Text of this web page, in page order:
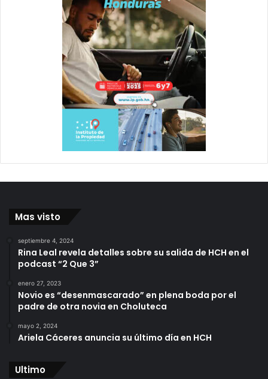
Mas visto
septiembre 4, 2024
Rina Leal revela detalles sobre su salida de HCH en el
podcast “2 Que 3”
enero 27, 2023
Novio es “desenmascarado” en plena boda por el
padre de otra novia en Choluteca
mayo 2, 2024
Ariela Cáceres anuncia su último día en HCH
Ultimo